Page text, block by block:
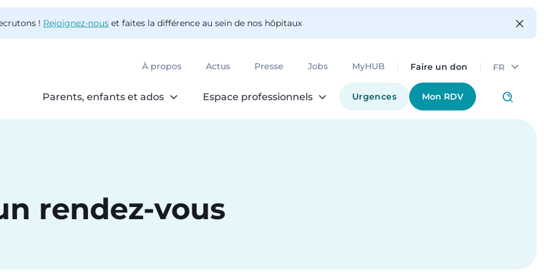
! Rejoignez-nous et faites la différence au sein de nos hôpitaux
À propos Actus Presse Jobs MyHUB Faire un don FR
Parents, enfants et ados Espace professionnels Urgences Mon RDV
rendez-vous